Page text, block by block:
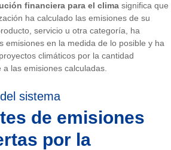
financiera para el clima significa que
ha calculado las emisiones de su
servicio u otra categoría, ha
emisiones en la medida de lo posible y ha
climáticos por la cantidad
a las emisiones calculadas.
sistema
de emisiones
por la